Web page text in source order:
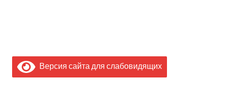
Версия сайта для слабовидящих